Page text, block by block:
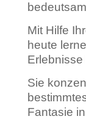
Mit Hilfe
heute
Sie
Fantasie